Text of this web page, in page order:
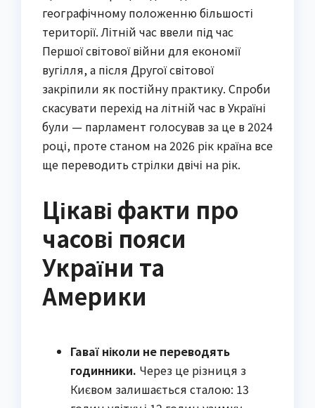
географічному положенню більшості
території. Літній час ввели під час
Першої світової війни для економії
вугілля, а після Другої світової
закріпили як постійну практику. Спроби
скасувати перехід на літній час в Україні
були — парламент голосував за це в 2024
році, проте станом на 2026 рік країна все
ще переводить стрілки двічі на рік.
Цікаві факти про
часові пояси
України та
Америки
Гаваї ніколи не переводять
годинники. Через це різниця з
Києвом залишається сталою: 13